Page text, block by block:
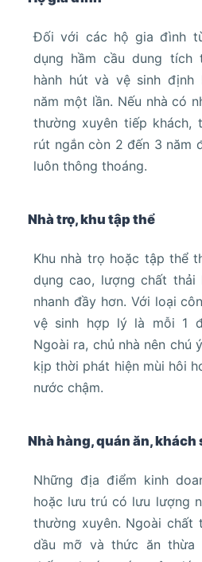
Đối với các hộ gia đình
dụng hầm cầu dung tích
hành hút và vệ sinh
năm một lần. Nếu nhà có
thường xuyên tiếp khách,
rút ngắn còn 2 đến 3 năm
luôn thông thoáng.
Nhà trọ, khu tập thể
Khu nhà trọ hoặc tập thể
dụng cao, lượng chất thải
nhanh đầy hơn. Với loại
vệ sinh hợp lý là mỗi 1
Ngoài ra, chủ nhà nên chú
kịp thời phát hiện mùi hôi
nước chậm.
Nhà hàng, quán ăn, khách
Những địa điểm kinh
hoặc lưu trú có lưu lượng
thường xuyên. Ngoài chất
dầu mỡ và thức ăn